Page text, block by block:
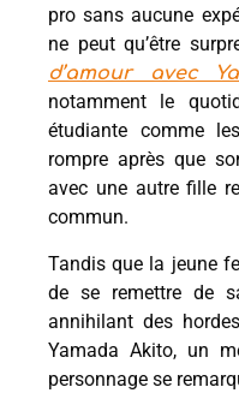
pro sans aucune
ne peut qu’être
d’amour avec
notamment le
étudiante comme
rompre après que
avec une autre fille
commun.
Tandis que la jeune
de se remettre de
annihilant des
Yamada Akito, un
personnage se